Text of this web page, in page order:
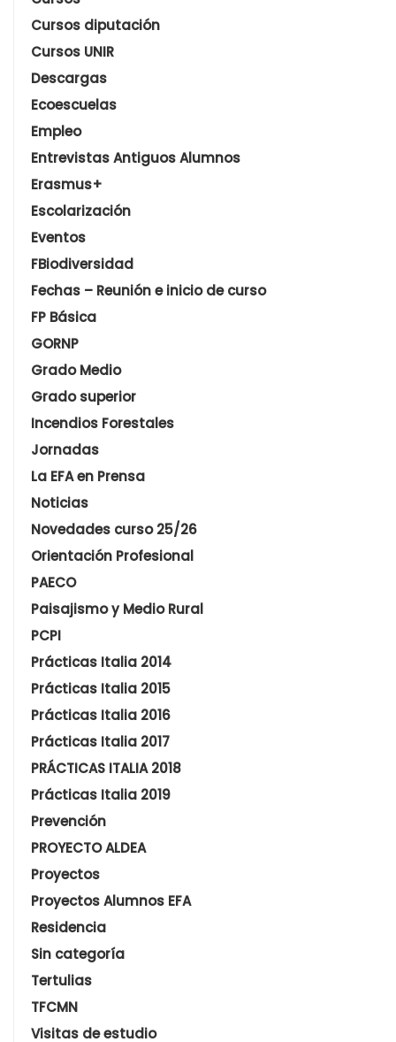
Cursos diputación
Cursos UNIR
Descargas
Ecoescuelas
Empleo
Entrevistas Antiguos Alumnos
Erasmus+
Escolarización
Eventos
FBiodiversidad
Fechas – Reunión e inicio de curso
FP Básica
GORNP
Grado Medio
Grado superior
Incendios Forestales
Jornadas
La EFA en Prensa
Noticias
Novedades curso 25/26
Orientación Profesional
PAECO
Paisajismo y Medio Rural
PCPI
Prácticas Italia 2014
Prácticas Italia 2015
Prácticas Italia 2016
Prácticas Italia 2017
PRÁCTICAS ITALIA 2018
Prácticas Italia 2019
Prevención
PROYECTO ALDEA
Proyectos
Proyectos Alumnos EFA
Residencia
Sin categoría
Tertulias
TFCMN
Visitas de estudio